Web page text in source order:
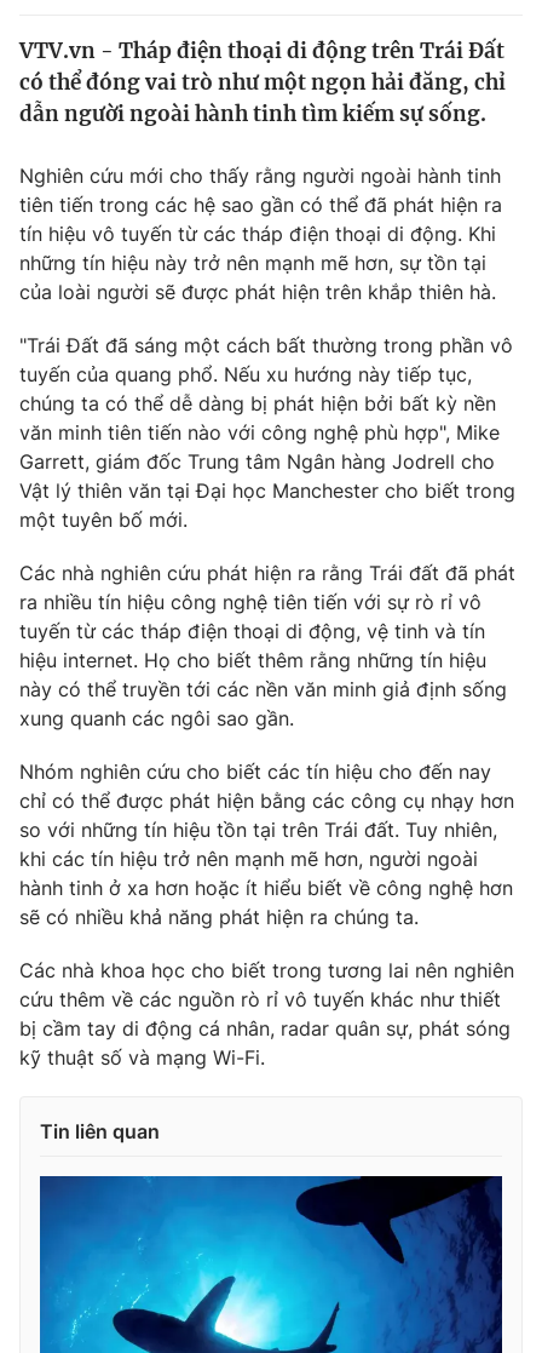
Tin tức
Thế giới đó đây
Kinh tế
Tài chính
Thị trường
Góc doanh nghiệp
Truyền hình
Phim VTV
Nhân vật
Khán giả
Giải sao mai
Giải trí
Điện ảnh
Âm nhạc
Sao
Đời sống
Du lịch
Làm đẹp
Chất lượng cuộc sống
Giáo dục
Tuyển sinh
Học trực tuyến
Công nghệ
Sản phẩm
Thị trường
Tư vấn
Giao lưu trực tuyến
Lịch phát sóng
Chuyên mục khác
Emagazine Podcast
Photo Infographic
Video Shorts video
VTV Money VTV Thể thao
VTV Sức khoẻ Bất động sản
Thị trường 24h
Vươn mình bằng AI
Liên hệ tòa soạn English
VTV.vn - Tháp điện thoại di động trên Trái Đất
có thể đóng vai trò như một ngọn hải đăng, chỉ
dẫn người ngoài hành tinh tìm kiếm sự sống.
Nghiên cứu mới cho thấy rằng người ngoài hành tinh
tiên tiến trong các hệ sao gần có thể đã phát hiện ra
tín hiệu vô tuyến từ các tháp điện thoại di động. Khi
những tín hiệu này trở nên mạnh mẽ hơn, sự tồn tại
của loài người sẽ được phát hiện trên khắp thiên hà.
"Trái Đất đã sáng một cách bất thường trong phần vô
tuyến của quang phổ. Nếu xu hướng này tiếp tục,
chúng ta có thể dễ dàng bị phát hiện bởi bất kỳ nền
văn minh tiên tiến nào với công nghệ phù hợp", Mike
Garrett, giám đốc Trung tâm Ngân hàng Jodrell cho
Vật lý thiên văn tại Đại học Manchester cho biết trong
một tuyên bố mới.
Các nhà nghiên cứu phát hiện ra rằng Trái đất đã phát
ra nhiều tín hiệu công nghệ tiên tiến với sự rò rỉ vô
tuyến từ các tháp điện thoại di động, vệ tinh và tín
hiệu internet. Họ cho biết thêm rằng những tín hiệu
này có thể truyền tới các nền văn minh giả định sống
xung quanh các ngôi sao gần.
Nhóm nghiên cứu cho biết các tín hiệu cho đến nay
chỉ có thể được phát hiện bằng các công cụ nhạy hơn
so với những tín hiệu tồn tại trên Trái đất. Tuy nhiên,
khi các tín hiệu trở nên mạnh mẽ hơn, người ngoài
hành tinh ở xa hơn hoặc ít hiểu biết về công nghệ hơn
sẽ có nhiều khả năng phát hiện ra chúng ta.
Các nhà khoa học cho biết trong tương lai nên nghiên
cứu thêm về các nguồn rò rỉ vô tuyến khác như thiết
bị cầm tay di động cá nhân, radar quân sự, phát sóng
kỹ thuật số và mạng Wi-Fi.
Tin liên quan